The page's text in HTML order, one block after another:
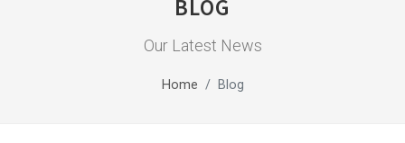
BLOG
Our Latest News
Home Blog